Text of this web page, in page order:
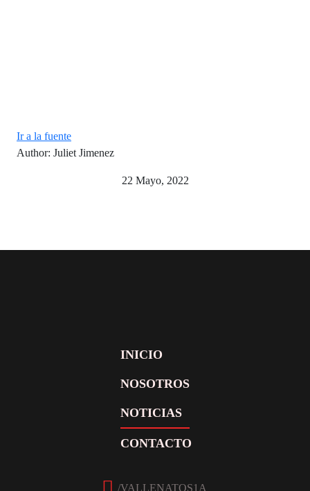
Ir a la fuente
Author: Juliet Jimenez
22 Mayo, 2022
INICIO
NOSOTROS
NOTICIAS
CONTACTO